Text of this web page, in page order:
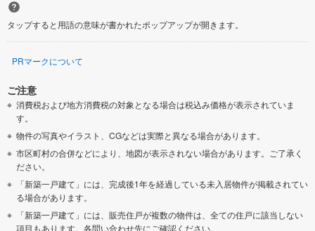
タップすると用語の意味が書かれたポップアップが開きます。
PRマークについて
ご注意
消費税および地方消費税の対象となる場合は税込み価格が表示されていま
す。
物件の写真やイラスト、CGなどは実際と異なる場合があります。
市区町村の合併などにより、地図が表示されない場合があります。ご了承く
ださい。
「新築一戸建て」には、完成後1年を経過している未入居物件が掲載されてい
る場合があります。
「新築一戸建て」には、販売住戸が複数の物件は、全ての住戸に該当しない
項目もあります。各問い合わせ先にご確認ください。